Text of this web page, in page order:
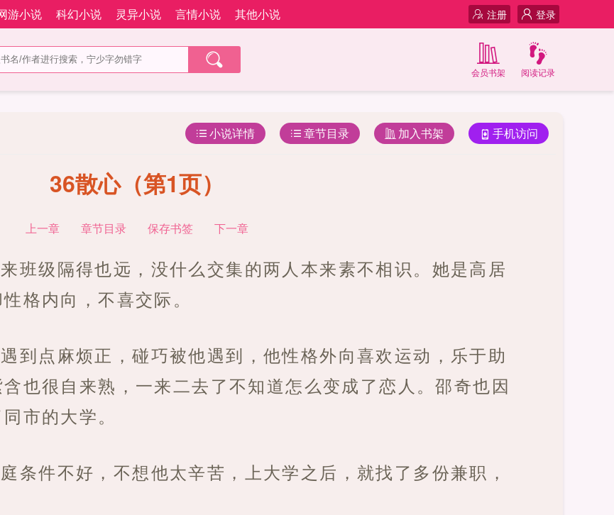
游小说 科幻小说 灵异小说 言情小说 其他小说 登录
注册
阅读记录
会员书架
手机访问
加入书架
章节目录
小说详情
36散心（第1页）
上一章 章节目录 保存书签 下一章
班级隔得也远，没什么交集的两人本来素不相识。她是高居
格内向，不喜交际。
到点麻烦正，碰巧被他遇到，他性格外向喜欢运动，乐于助
也很自来熟，一来二去了不知道怎么变成了恋人。邵奇也因
市的大学。
条件不好，不想他太辛苦，上大学之后，就找了多份兼职，